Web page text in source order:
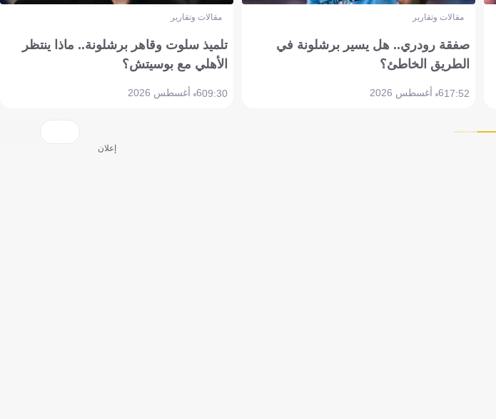
مقالات وتقارير
صفقة رودري.. هل يسير برشلونة في
الطريق الخاطئ؟
17:526 أغسطس 2026
مقالات وتقارير
تلميذ سلوت وقاهر برشلونة.. ماذا ينتظر
الأهلي مع بوسيتش؟
09:306 أغسطس 2026
إعلان